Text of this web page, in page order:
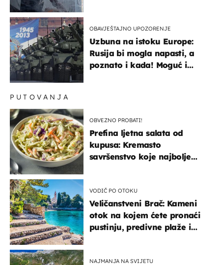
OBAVJEŠTAJNO UPOZORENJE
Uzbuna na istoku Europe:
Rusija bi mogla napasti, a
poznato i kada! Moguć i
PUTOVANJA
OBVEZNO PROBATI!
Prefina ljetna salata od
kupusa: Kremasto
savršenstvo koje najbolje
VODIČ PO OTOKU
Veličanstveni Brač: Kameni
otok na kojem ćete pronaći
pustinju, predivne plaže i
NAJMANJA NA SVIJETU